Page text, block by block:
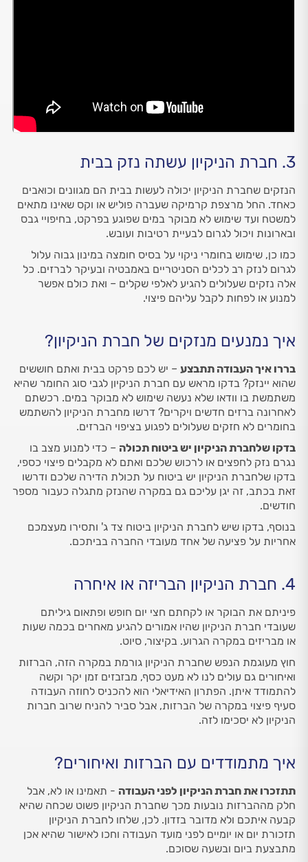
3. חברת הניקיון עשתה נזק בבית
הנזקים שחברת הניקיון יכולה לעשות בבית הם מגוונים וכואבים
כאחד. החל מרצפת קרמיקה שעברה פוליש או וקס שאינו מתאים
למשטח ועד שימוש לא מבוקר במים שפוגע בפרקט, בחיפויי גבס
ובארונות ויכול לגרום לבעיית רטיבות ועובש.
כמו כן, שימוש בחומרי ניקוי על בסיס חומצה במינון גבוה עלול
לגרום לנזק רב לכלים הסניטריים באמבטיה ובעיקר לברזים. כל
אלה נזקים שעלולים להגיע לאלפי שקלים – ואת כולם אפשר
למנוע או לפחות לקבל עליהם פיצוי.
איך נמנעים מנזקים של חברת הניקיון?
בררו איך העבודה תתבצע – יש לכם פרקט בבית ואתם חוששים
שהוא יינזק? בדקו מראש עם חברת הניקיון לגבי סוג החומר שהיא
משתמשת בו וודאו שלא נעשה שימוש לא מבוקר במים. רכשתם
לאחרונה ברזים חדשים ויקרים? דרשו מחברת הניקיון להשתמש
בחומרים לא חזקים שעלולים לפגוע בציפוי הברזים.
בדקו שלחברת הניקיון יש ביטוח תכולה – כדי למנוע מצב בו
נגרם נזק לחפצים או לרכוש שלכם ואתם לא מקבלים פיצוי כספי,
בדקו שלחברת הניקיון יש ביטוח על תכולת הדירה שלכם ודרשו
זאת בכתב, זה יגן עליכם גם במקרה שהנזק מתגלה כעבור מספר
חודשים.
בנוסף, בדקו שיש לחברת הניקיון ביטוח צד ג' ותסירו מעצמכם
אחריות על פציעה של אחד מעובדי החברה בביתכם.
4. חברת הניקיון הבריזה או איחרה
פיניתם את הבוקר או לקחתם חצי יום חופש ופתאום גיליתם
שעובדי חברת הניקיון שהיו אמורים להגיע מאחרים בכמה שעות
או מבריזים במקרה הגרוע. בקיצור, סיוט.
חוץ מעוגמת הנפש שחברת הניקיון גורמת במקרה הזה, הברזות
ואיחורים גם עולים לנו לא מעט כסף, מבזבזים זמן יקר וקשה
להתמודד איתן. הפתרון האידיאלי הוא להכניס לחוזה העבודה
סעיף פיצוי במקרה של הברזות, אבל סביר להניח שרוב חברות
הניקיון לא יסכימו לזה.
איך מתמודדים עם הברזות ואיחורים?
תתזכרו את חברת הניקיון לפני העבודה - תאמינו או לא, אבל
חלק מההברזות נובעות מכך שחברת הניקיון פשוט שכחה שהיא
קבעה איתכם ולא מדובר בזדון. לכן, שלחו לחברת הניקיון
תזכורת יום או יומיים לפני מועד העבודה וחכו לאישור שהיא אכן
מתבצעת ביום ובשעה שסוכם.